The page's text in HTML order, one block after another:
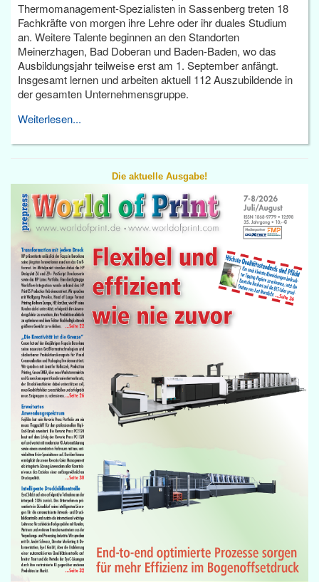
Thermomanagement-Spezialisten in Sassenberg treten 18
Fachkräfte von morgen ihre Lehre oder ihr duales Studium
an. Weitere Talente beginnen an den Standorten
Meinerzhagen, Bad Doberan und Baden-Baden, wo das
Ausbildungsjahr teilweise erst am 1. September anfängt.
Insgesamt lernen und arbeiten aktuell 112 Auszubildende in
der gesamten Unternehmensgruppe.
Weiterlesen...
Die aktuelle Ausgabe!